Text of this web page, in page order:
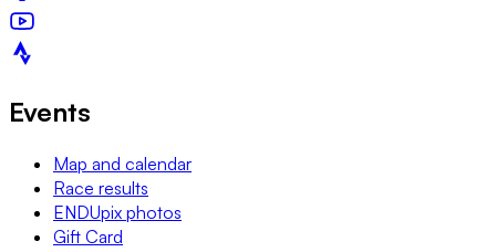
Events
Map and calendar
Race results
ENDUpix photos
Gift Card